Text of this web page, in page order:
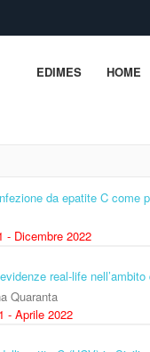
EDIMES HOME
da epatite C come
- Dicembre 2022
real-life
Quaranta
- Aprile 2022